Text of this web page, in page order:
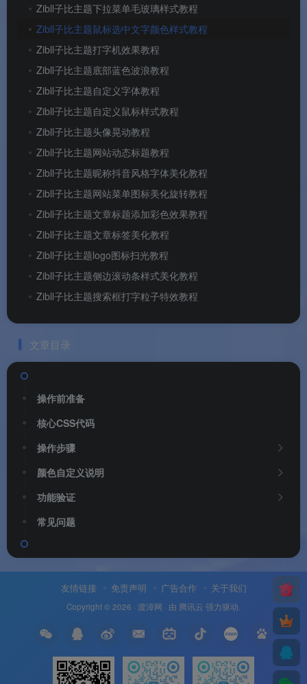
Zibll子比主题下拉菜单毛玻璃样式教程
Zibll子比主题鼠标选中文字颜色样式教程
Zibll子比主题打字机效果教程
Zibll子比主题底部蓝色波浪教程
Zibll子比主题自定义字体教程
Zibll子比主题自定义鼠标样式教程
Zibll子比主题头像晃动教程
Zibll子比主题网站动态标题教程
Zibll子比主题昵称抖音风格字体美化教程
Zibll子比主题网站菜单图标美化旋转教程
Zibll子比主题文章标题添加彩色效果教程
Zibll子比主题文章标签美化教程
Zibll子比主题logo图标扫光教程
Zibll子比主题侧边滚动条样式美化教程
Zibll子比主题搜索框打字粒子特效教程
文章目录
操作前准备
核心CSS代码
操作步骤
颜色自定义说明
功能验证
常见问题
友情链接 免责声明 广告合作 关于我们
Copyright © 2026 · 渡漳网 · 由 腾讯云 强力驱动.